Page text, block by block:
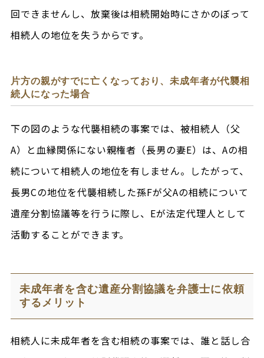
回できませんし、放棄後は相続開始時にさかのぼって
相続人の地位を失うからです。
片方の親がすでに亡くなっており、未成年者が代襲相
続人になった場合
下の図のような代襲相続の事案では、被相続人（父
A）と血縁関係にない親権者（長男の妻E）は、Aの相
続について相続人の地位を有しません。したがって、
長男Cの地位を代襲相続した孫Fが父Aの相続について
遺産分割協議等を行うに際し、Eが法定代理人として
活動することができます。
未成年者を含む遺産分割協議を弁護士に依頼
するメリット
相続人に未成年者を含む相続の事案では、誰と話し合